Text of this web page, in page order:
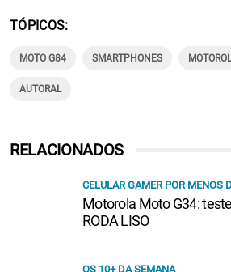
TÓPICOS
MOTO G84 SMARTPHONES
AUTORAL
RELACIONADOS
CELULAR GAMER POR MENOS
Motorola Moto G34:
RODA LISO
OS 10+ DA SEMANA